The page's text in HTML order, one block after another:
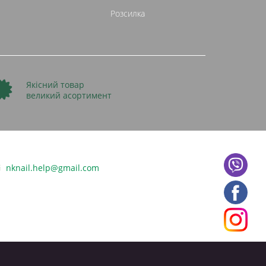
Розсилка
Якісний товар
великий асортимент
nknail.help@gmail.com